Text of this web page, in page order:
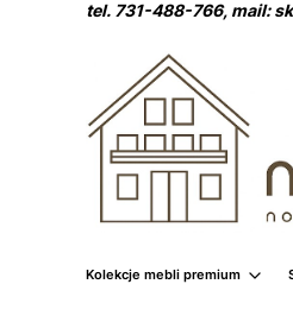
tel. 731-488-766, mail:
Kolekcje mebli premium